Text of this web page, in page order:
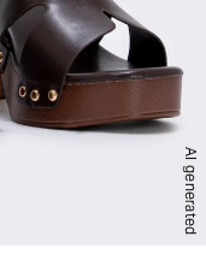
AI generated